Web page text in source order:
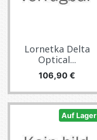
Lornetka Delta
Optical...
Preis
106,90 €
Auf Lager